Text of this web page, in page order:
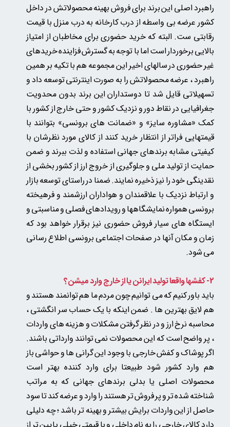
راهبرد اصلی این برند برای فروش بهینه محصولاتش در داخل
کشور عرضه بی واسطه از درب کارخانه به درب منزل با قیمت
رقابتی ست. البته که خرید حضوری برای مخاطبان از امتیاز
بالایی برخوردار است اما با توجه به گسترش فزاینده خریدهای
غیر حضوری در سالهای اخیر این مجموعه هم با تکیه بر همین
راهبرد ، عرضه محصولاتش را به صورت اینترنتی توسعه داد و
تسهیلاتی قایل شد تا دوستداران این برند بدون محدویت
جغرافیایی در نقاط دور و نزدیک کشور و حتی خارج از کشور با
کمک «مشاوره سایز» و «ضمانت های برونسی» بتوانند با
قیمتهایی فراتر از انتظار خرید کنند از کالای مورد نظرشان با
کیفیتی مشابه برندهای جهانی استفاده و لذت ببرند و ضمن
حمایت از تولید ملی و جلوگیری از خروج ارز از کشور بخشی از
نقدینگی خود را نیز ذخیره نمایند. ضمنا در راستای توسعه بازار
و ارتباط نزدیک با علاقمندان و هواداران ارزشمند و فرهیخته
برونسی همواره نمایشگاهها و رویدادهای فصلی و مناسبتی و
ایستگاه های سیار فروش حضوری نیز برقرار خواهد بود که
زمان و مکان آنها در صفحات اجتماعی برونسی اطلاع رسانی
می شود.
2- کفشها واقعا تولید ایرانن یا از خارج وارد میشن؟
باید باور کنیم که می توانیم چون مردم ما هم توانمند هستند و
هم لایق بهترین ها . ضمن اینکه با یک حساب سر انگشتی ،
محاسبه نرخ ارز و در نظر گرفتن مشکلات و هزینه های واردات
، پر واضح است که این محصولات نمی توانند وارداتی باشند.
اگر پوشاک و کفش خارجی با وجود این گرانی ها و حواشی باز
هم وارد کشور شود طبیعتا برای وارد کننده بهتر است
محصولات اصلی یا بدلی برندهای جهانی که به مراتب
شناخته شده تر و پر فروش تر هستند را وارد و عرضه کندتا سود
حاصل از این واردات برایش بیشتر و بهینه تر باشد ؛ چه دلیلی